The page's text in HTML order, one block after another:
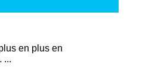
en plus en
...